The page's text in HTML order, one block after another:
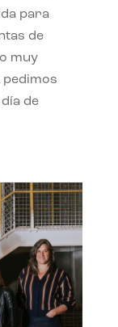
para
de
muy
pedimos
de